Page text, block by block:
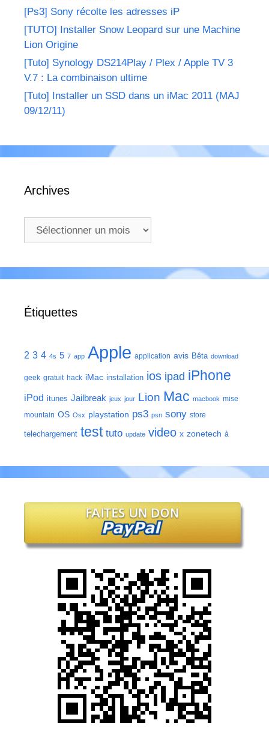
[Ps3] Sony récolte les adresses iP
[TUTO] Installer Snow Leopard sur une Machine
Lion Origine
[Tuto] Synology DS214Play / Plex / Apple TV 3
V.7 : La combinaison ultime
[Tuto] Installer un SSD dans un iMac 2011 (MAJ
09/12/11)
Archives
Archives
Étiquettes
2 3 4 4s 5 7 app Apple application avis Bêta download
geek gratuit hack iMac installation ios ipad iPhone
iPod itunes Jailbreak jeux jour Lion Mac macbook mise
mountain OS Osx playstation ps3 psn sony store
telechargement test tuto update video x zonetech à